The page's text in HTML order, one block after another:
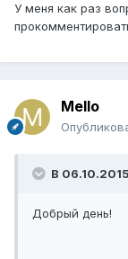
У меня как раз
Mello
В
Добрый день!